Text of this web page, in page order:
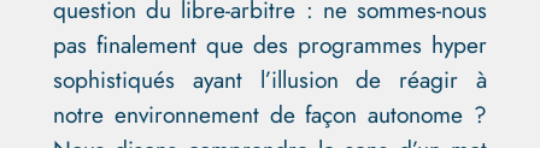
question du libre-arbitre : ne sommes-nous
pas finalement que des programmes hyper
sophistiqués ayant l’illusion de réagir à
notre environnement de façon autonome ?